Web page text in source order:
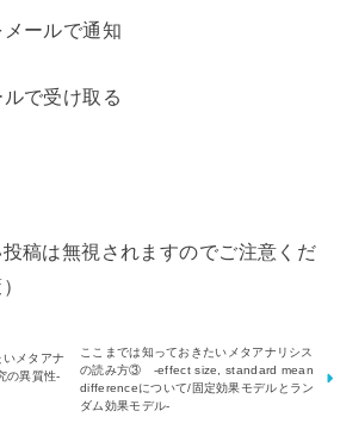
ールで通知
で受け取る
稿は無視されますのでご注意くだ
メタアナ
の異質性-
ここまでは知っておきたいメタアナリシス
の読み方③ -effect size, standard mean
differenceについて/固定効果モデルとラン
ダム効果モデル-